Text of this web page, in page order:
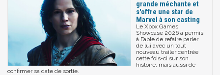
grande méchante et
s'offre une star de
Marvel à son casting
Le Xbox Games
Showcase 2026 a permis
à Fable de refaire parler
de lui avec un tout
nouveau trailer centrée
cette fois-ci sur son
histoire, mais aussi de
confirmer sa date de sortie.